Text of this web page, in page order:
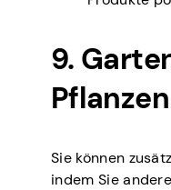
9.
Pflanzen
Sie können
indem Sie